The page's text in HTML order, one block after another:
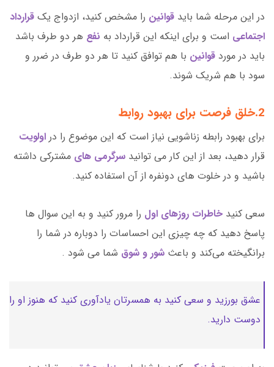
در این مرحله شما باید قوانین را مشخص کنید، ازدواج یک قرارداد
اجتماعی است و برای اینکه این قرارداد به نفع هر دو طرف باشد
باید در مورد قوانین با هم توافق کنید تا هر دو طرف در ضرر و
سود با هم شریک شوند.
2.خلق فرصت برای بهبود روابط
برای بهبود رابطه زناشویی نیاز است که این موضوع را در اولویت
قرار دهید، بعد از این کار می توانید سرگرمی های مشترکی داشته
باشید و در خلوت های دونفره از آن استفاده کنید.
سعی کنید خاطرات روزهای اول را مرور کنید و به این سوال ها
پاسخ دهید که چه چیزی این احساسات را دوباره در شما را
برانگیخته می‌کند و باعث شور و شوق شما می شود .
عشق بورزید و سعی کنید به همسرتان یادآوری کنید که هنوز او را
دوست دارید.